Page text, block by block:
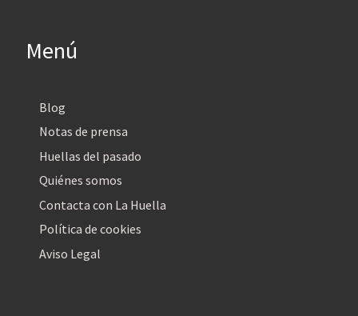
Menú
Blog
Notas de prensa
Huellas del pasado
Quiénes somos
Contacta con La Huella
Política de cookies
Aviso Legal